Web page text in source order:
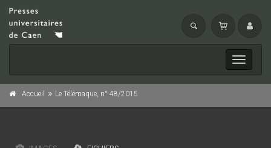
Toggle
Accueil Le Télémaque, n° 48/2015